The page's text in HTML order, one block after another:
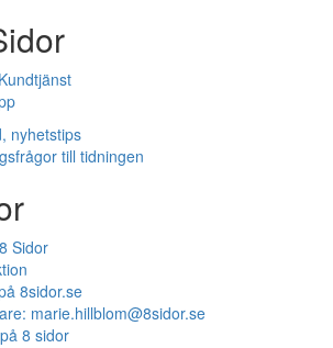
nyhetstips
till tidningen
Sidor
8sidor.se
marie.hillblom@8sidor.se
8 sidor